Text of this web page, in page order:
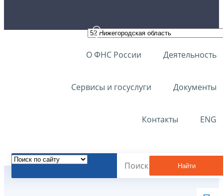
О ФНС России Деятельность
Сервисы и госуслуги Документы
Контакты ENG
Найти